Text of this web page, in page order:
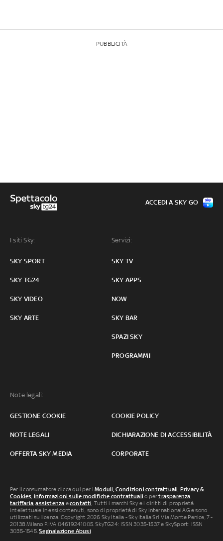
PUBBLICITÀ
I siti Sky:
SKY SPORT
SKY TG24
SKY VIDEO
SKY ARTE
Servizi:
SKY TV
SKY APPS
NOW
SKY BAR
SPAZI SKY
PROGRAMMI
Note legali:
GESTIONE COOKIE COOKIE POLICY
NOTE LEGALI DICHIARAZIONE DI ACCESSIBILITÀ
OFFERTA SKY MEDIA CORPORATE
ACCEDI A SKY GO
Per il consumatore clicca qui per iModuli, Condizioni contrattuali, Privacy &
Cookies, informazioni sulle modifiche contrattuali o pertrasparenza
tariffaria,assistenza econtatti. Tutti i marchi Sky e i diritti di proprietà
intellettuale in essi contenuti, sono di proprietà di Sky international AG e sono
utilizzati su licenza. Copyright 2026 Sky Italia - Sky Italia Srl Via Monte Penice, 7 -
20138 Milano P.IVA 04619241005. SkyTG24: ISSN 3035-1537 e SkySport: ISSN
3035-1545.Segnalazione Abusi